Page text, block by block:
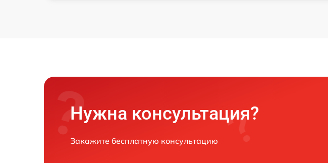
Нужна консультация?
Закажите бесплатную консультацию